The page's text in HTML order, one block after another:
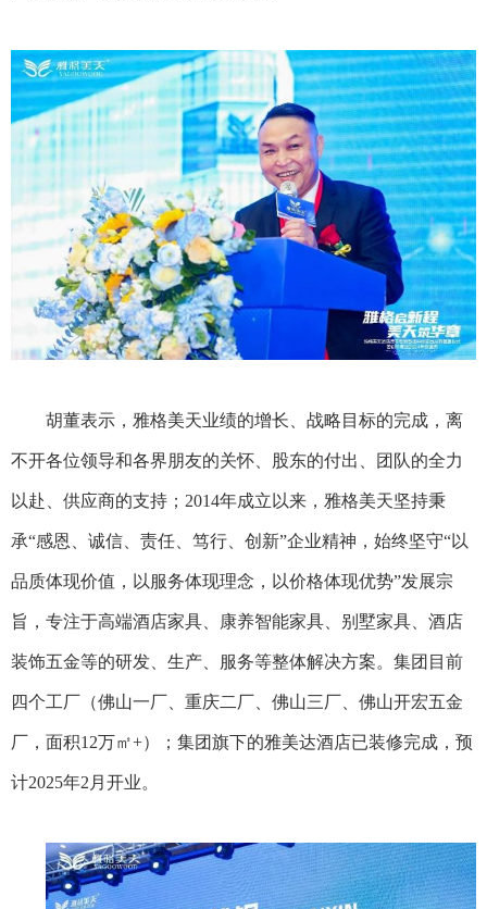
胡董表示，雅格美天业绩的增长、战略目标的完成，离
不开各位领导和各界朋友的关怀、股东的付出、团队的全力
以赴、供应商的支持； 2014年成立以来，雅格美天坚持秉
承“感恩、诚信、责任、笃行、创新”企业精神，始终坚守“以
品质体现价值，以服务体现理念，以价格体现优势”发展宗
旨，专注于高端酒店家具、康养智能家具、别墅家具、酒店
装饰五金等的研发、生产、服务等整体解决方案。集团目前
四个工厂（佛山一厂、重庆二厂、佛山三厂、佛山开宏五金
厂，面积12万㎡+）；集团旗下的雅美达酒店已装修完成，预
计2025年2月开业。